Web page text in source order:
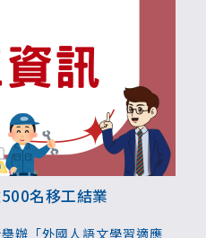
名移工結業
辦「外國人語文學習適應